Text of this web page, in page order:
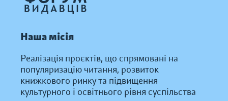
Наша місія
Реалізація проєктів, що спрямовані на
популяризацію читання, розвиток
книжкового ринку та підвищення
культурного і освітнього рівня суспільства